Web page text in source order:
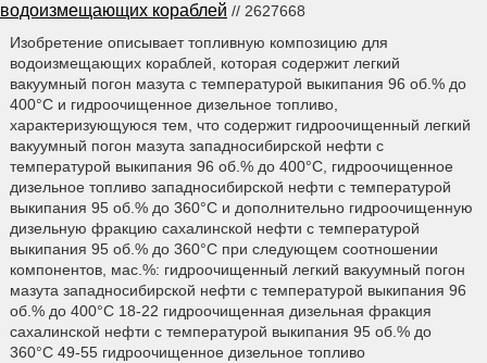
водоизмещающих кораблей // 2627668
Изобретение описывает топливную композицию для
водоизмещающих кораблей, которая содержит легкий
вакуумный погон мазута с температурой выкипания 96 об.% до
400°С и гидроочищенное дизельное топливо,
характеризующуюся тем, что содержит гидроочищенный легкий
вакуумный погон мазута западносибирской нефти с
температурой выкипания 96 об.% до 400°С, гидроочищенное
дизельное топливо западносибирской нефти с температурой
выкипания 95 об.% до 360°С и дополнительно гидроочищенную
дизельную фракцию сахалинской нефти с температурой
выкипания 95 об.% до 360°С при следующем соотношении
компонентов, мас.%: гидроочищенный легкий вакуумный погон
мазута западносибирской нефти с температурой выкипания 96
об.% до 400°С 18-22 гидроочищенная дизельная фракция
сахалинской нефти с температурой выкипания 95 об.% до
360°С 49-55 гидроочищенное дизельное топливо